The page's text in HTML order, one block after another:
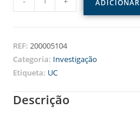
ADICIONAR
REF:200005104
Categoria: Investigação
Etiqueta: UC
Descrição